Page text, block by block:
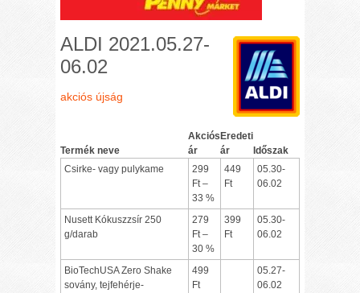
ALDI 2021.05.27-
06.02
akciós újság
Termék neve
Akciós
ár
Eredeti
ár
Időszak
Csirke- vagy pulykame
299
Ft –
33 %
449
Ft
05.30-
06.02
Nusett Kókuszzsír 250
g/darab
279
Ft –
30 %
399
Ft
05.30-
06.02
BioTechUSA Zero Shake
sovány, tejfehérje-
499
Ft
05.27-
06.02